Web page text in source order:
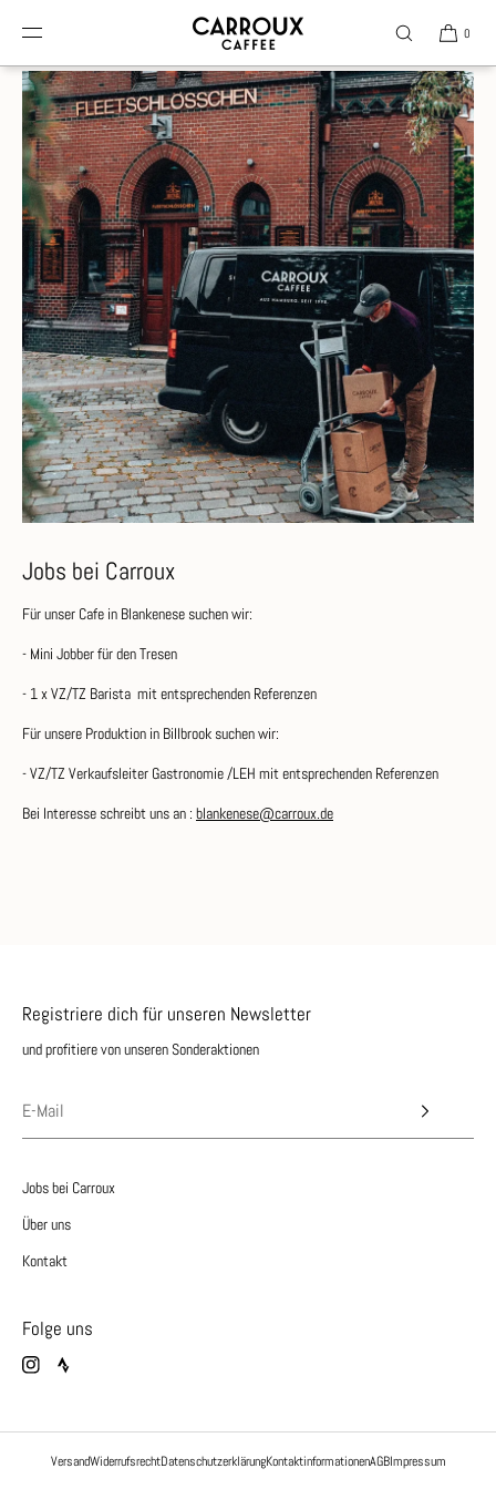
DIREKT ZUM INHALT 0
Jobs bei Carroux
Für unser Cafe in Blankenese suchen wir:
- Mini Jobber für den Tresen
- 1 x VZ/TZ Barista mit entsprechenden Referenzen
Für unsere Produktion in Billbrook suchen wir:
- VZ/TZ Verkaufsleiter Gastronomie /LEH mit entsprechenden Referenzen
Bei Interesse schreibt uns an : blankenese@carroux.de
Registriere dich für unseren Newsletter
und profitiere von unseren Sonderaktionen
Jobs bei Carroux
Über uns
Kontakt
Folge uns
VersandWiderrufsrechtDatenschutzerklärungKontaktinformationenAGBImpressum